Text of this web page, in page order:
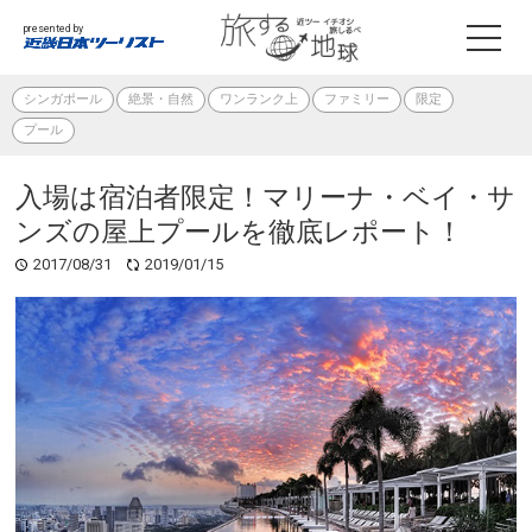
presented by
シンガポール 絶景・自然 ワンランク上 ファミリー
限定
プール
入場は宿泊者限定！マリーナ・ベイ・サ
ンズの屋上プールを徹底レポート！
2017/08/31 2019/01/15